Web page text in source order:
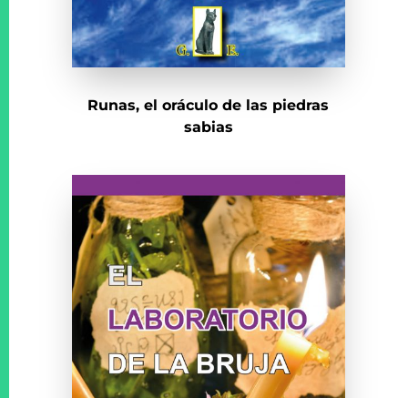
Runas, el oráculo de las piedras
sabias